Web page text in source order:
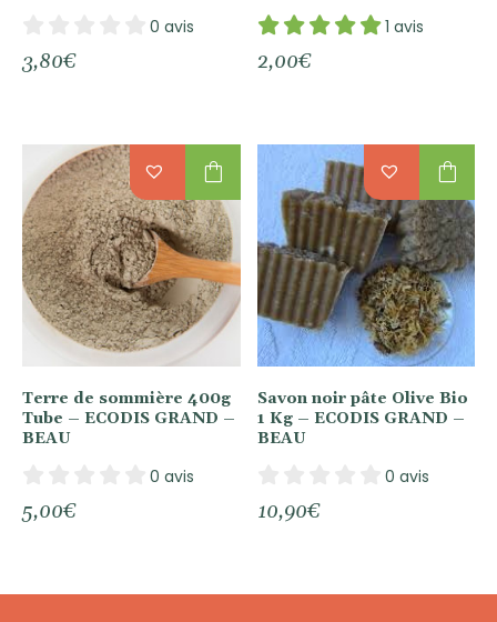
0 avis
3,80€
1 avis
2,00€
Terre de sommière 400g
Tube – ECODIS GRAND –
BEAU
0 avis
5,00€
shopping_bag
Savon noir pâte Olive Bio
1 Kg – ECODIS GRAND –
BEAU
0 avis
10,90€
shopping_bag